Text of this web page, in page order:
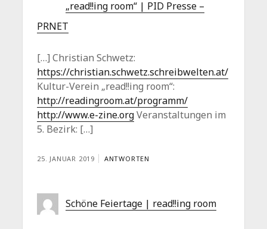
„read!!ing room“ | PID Presse –
PRNET
[…] Christian Schwetz:
https://christian.schwetz.schreibwelten.at/
Kultur-Verein „read!!ing room“:
http://readingroom.at/programm/
http://www.e-zine.orgVeranstaltungen im
5. Bezirk: […]
25. JANUAR 2019 ANTWORTEN
Schöne Feiertage | read!!ing room